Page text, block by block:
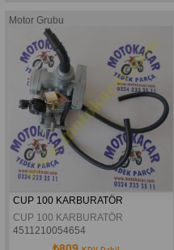
Motor Grubu
CUP 100 KARBURATÖR
CUP 100 KARBURATÖR
4511210054654